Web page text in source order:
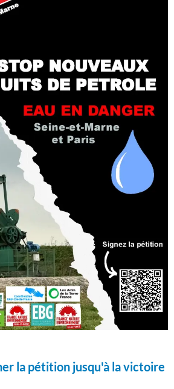
la pétition jusqu'à la victoire